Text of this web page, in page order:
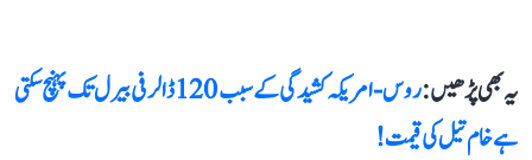
یہ بھی پڑھیں :
روس-امریکہ کشیدگی کے سبب 120 ڈالر فی بیرل تک پہنچ سکتی
ہے خام تیل کی قیمت!